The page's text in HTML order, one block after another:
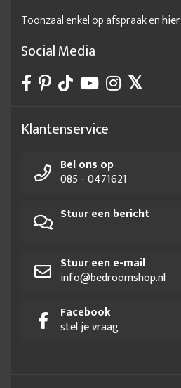
Toonzaal enkel op afspraak enhier
Social Media
Klantenservice
Bel ons op
085 - 0471621
Stuur een bericht
Stuur een e-mail
info@bedroomshop.nl
Facebook
stel je vraag